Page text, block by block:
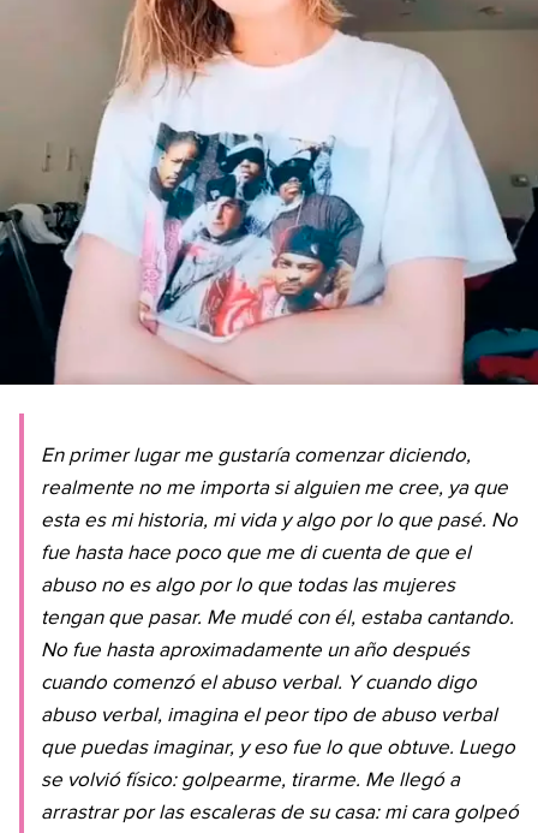
En primer lugar me gustaría comenzar diciendo,
realmente no me importa si alguien me cree, ya que
esta es mi historia, mi vida y algo por lo que pasé. No
fue hasta hace poco que me di cuenta de que el
abuso no es algo por lo que todas las mujeres
tengan que pasar. Me mudé con él, estaba cantando.
No fue hasta aproximadamente un año después
cuando comenzó el abuso verbal. Y cuando digo
abuso verbal, imagina el peor tipo de abuso verbal
que puedas imaginar, y eso fue lo que obtuve. Luego
se volvió físico: golpearme, tirarme. Me llegó a
arrastrar por las escaleras de su casa: mi cara golpeó